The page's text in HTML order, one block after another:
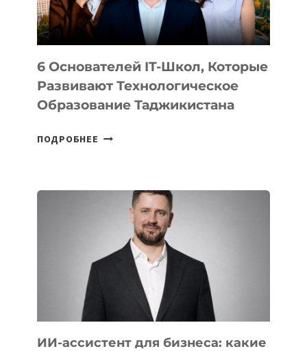
OPENAI
6 Основателей IT-Школ, Которые
Развивают Технологическое
Образование Таджикистана
ПОДРОБНЕЕ
КОТОРЫЕ
РАЗВИВАЮТ
ТЕХНОЛОГИЧЕСКОЕ
ОБРАЗОВАНИЕ
ТАДЖИКИСТАНА
ИИ-ассистент для бизнеса: какие